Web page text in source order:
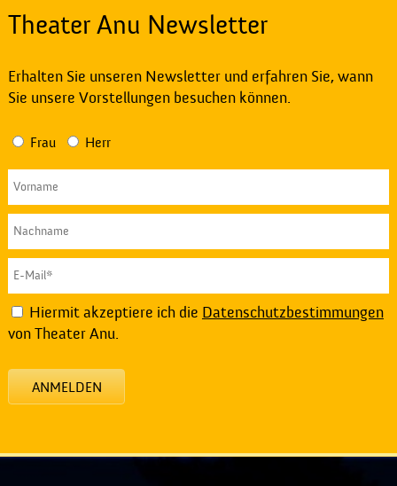
Theater Anu Newsletter
Erhalten Sie unseren Newsletter und erfahren Sie, wann
Sie unsere Vorstellungen besuchen können.
Frau Herr
Hiermit akzeptiere ich die Datenschutzbestimmungen
von Theater Anu.
ANMELDEN